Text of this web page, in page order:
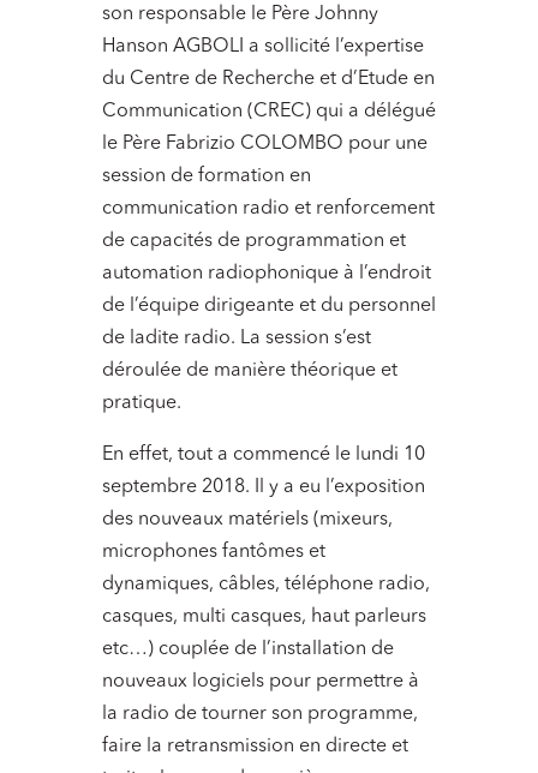
son responsable le Père Johnny
Hanson AGBOLI a sollicité l’expertise
du Centre de Recherche et d’Etude en
Communication (CREC) qui a délégué
le Père Fabrizio COLOMBO pour une
session de formation en
communication radio et renforcement
de capacités de programmation et
automation radiophonique à l’endroit
de l’équipe dirigeante et du personnel
de ladite radio. La session s’est
déroulée de manière théorique et
pratique.
En effet, tout a commencé le lundi 10
septembre 2018. Il y a eu l’exposition
des nouveaux matériels (mixeurs,
microphones fantômes et
dynamiques, câbles, téléphone radio,
casques, multi casques, haut parleurs
etc…) couplée de l’installation de
nouveaux logiciels pour permettre à
la radio de tourner son programme,
faire la retransmission en directe et